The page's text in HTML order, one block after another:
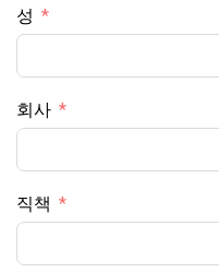
성
회사
직책